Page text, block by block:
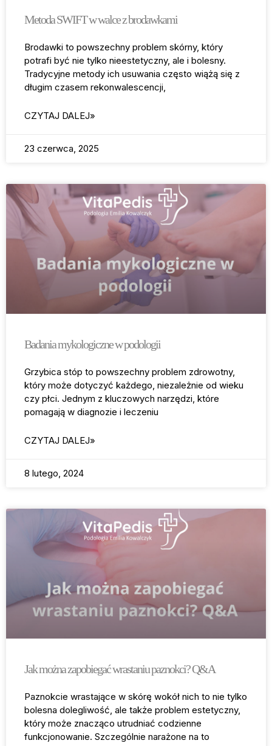
Metoda SWIFT w walce z brodawkami
Brodawki to powszechny problem skórny, który
potrafi być nie tylko nieestetyczny, ale i bolesny.
Tradycyjne metody ich usuwania często wiążą się z
długim czasem rekonwalescencji,
CZYTAJ DALEJ»
23 czerwca, 2025
Badania mykologiczne w podologii
Grzybica stóp to powszechny problem zdrowotny,
który może dotyczyć każdego, niezależnie od wieku
czy płci. Jednym z kluczowych narzędzi, które
pomagają w diagnozie i leczeniu
CZYTAJ DALEJ»
8 lutego, 2024
Jak można zapobiegać wrastaniu paznokci? Q&A
Paznokcie wrastające w skórę wokół nich to nie tylko
bolesna dolegliwość, ale także problem estetyczny,
który może znacząco utrudniać codzienne
funkcjonowanie. Szczególnie narażone na to